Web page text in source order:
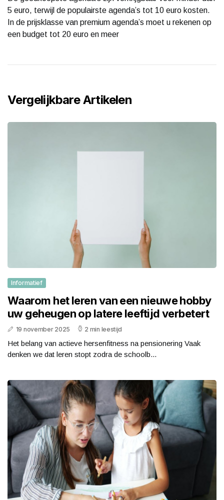
5 euro, terwijl de populairste agenda’s tot 10 euro kosten.
In de prijsklasse van premium agenda’s moet u rekenen op
een budget tot 20 euro en meer
Vergelijkbare Artikelen
Informatief
Waarom het leren van een nieuwe hobby
uw geheugen op latere leeftijd verbetert
19 november 2025 2 min leestijd
Het belang van actieve hersenfitness na pensionering Vaak
denken we dat leren stopt zodra de schoolb...